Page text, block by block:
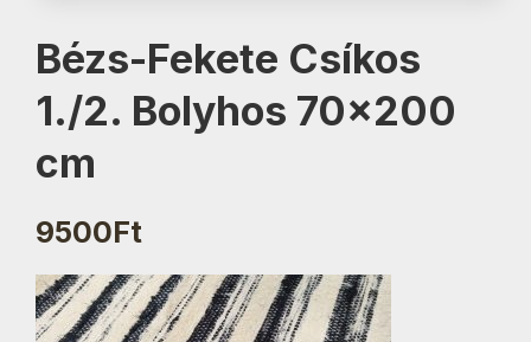
Bézs-Fekete Csíkos
1./2. Bolyhos 70×200
cm
9500Ft